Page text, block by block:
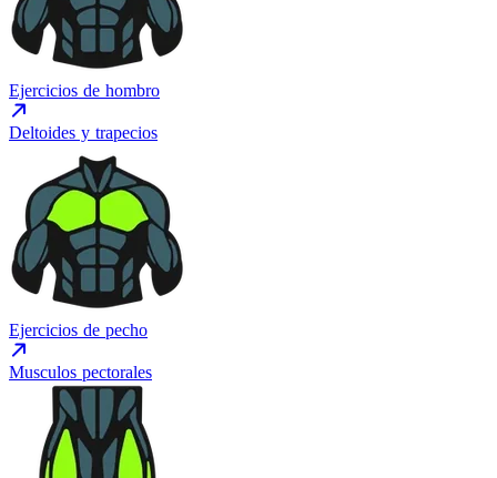
Ejercicios de hombro
Deltoides y trapecios
Ejercicios de pecho
Musculos pectorales